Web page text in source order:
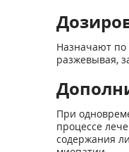
Назначают по
разжевывая,
При
процессе
содержания